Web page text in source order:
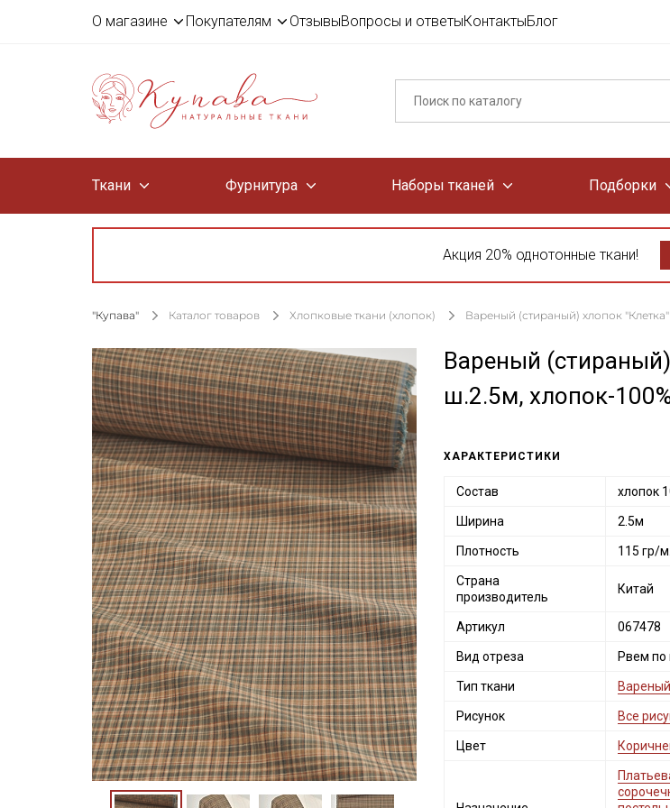
О магазине Покупателям ОтзывыВопросы и ответыКонтактыБлог
Ткани Фурнитура Наборы тканей Подборки
Акция 20% однотонные ткани!
"Купава" Каталог товаров Хлопковые ткани (хлопок) Вареный (стираный) хлопок "Клетка"
Вареный
ш.2.5м, хлопок-
ХАРАКТЕРИСТИКИ
Состав хлопок
Ширина 2.5м
Плотность 115 гр/
Страна
производитель
Китай
Артикул 067478
Вид отреза Рвем по
Тип ткани
Рисунок Все
Цвет